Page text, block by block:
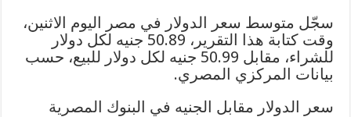
سجّل متوسط سعر الدولار في مصر اليوم الاثنين،
وقت كتابة هذا التقرير، 50.89 جنيه لكل دولار
للشراء، مقابل 50.99 جنيه لكل دولار للبيع، حسب
بيانات المركزي المصري.
سعر الدولار مقابل الجنيه في البنوك المصرية